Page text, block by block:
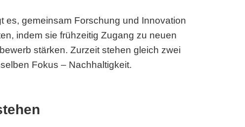
es, gemeinsam Forschung und Innovation
indem sie frühzeitig Zugang zu neuen
stärken. Zurzeit stehen gleich zwei
Fokus – Nachhaltigkeit.